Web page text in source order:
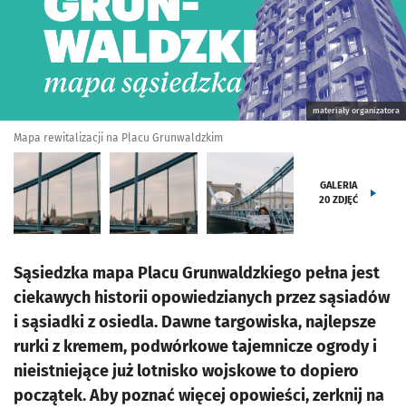
materiały organizatora
Mapa rewitalizacji na Placu Grunwaldzkim
GALERIA
20 ZDJĘĆ
Sąsiedzka mapa Placu Grunwaldzkiego pełna jest
ciekawych historii opowiedzianych przez sąsiadów
i sąsiadki z osiedla. Dawne targowiska, najlepsze
rurki z kremem, podwórkowe tajemnicze ogrody i
nieistniejące już lotnisko wojskowe to dopiero
początek. Aby poznać więcej opowieści, zerknij na